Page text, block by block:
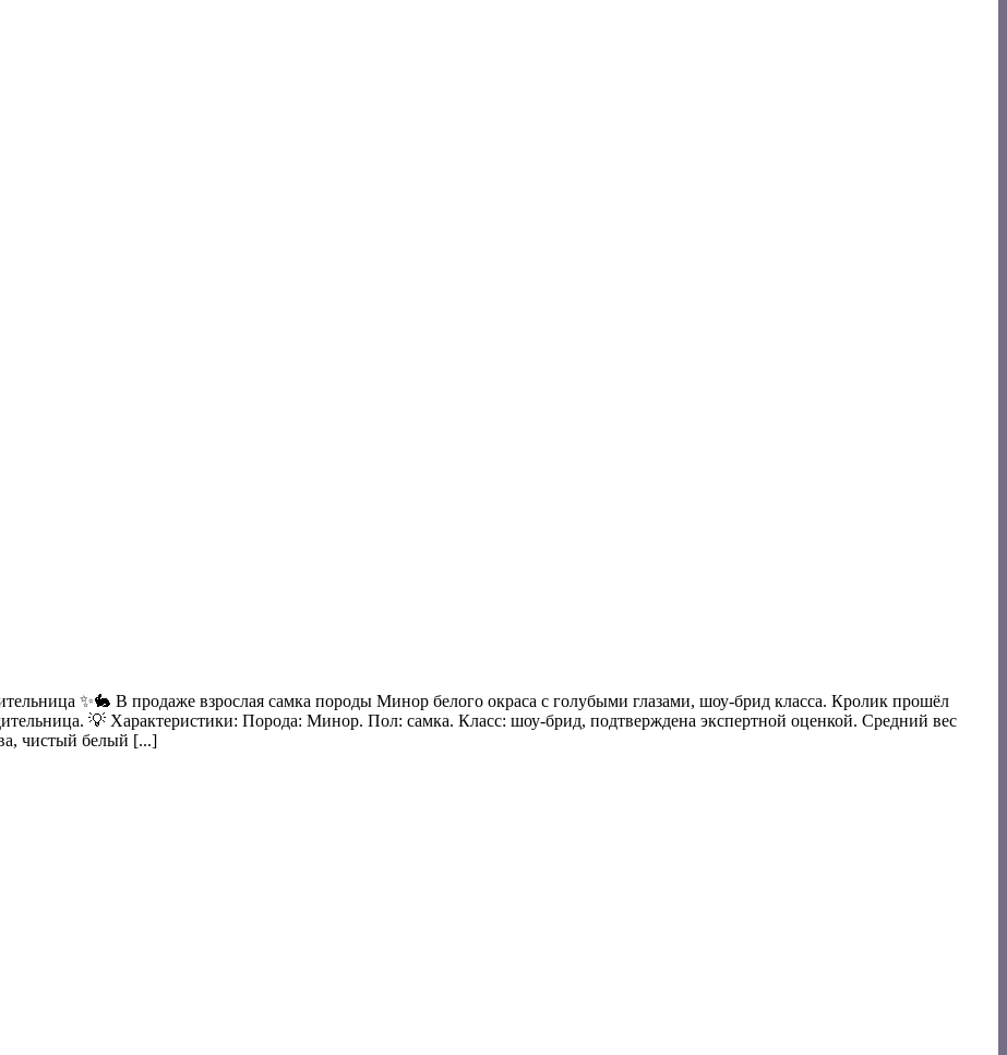
✨🐇 В продаже взрослая самка породы Минор белого окраса с голубыми глазами, шоу-брид класса. Кролик прошёл
💡 Характеристики: Порода: Минор. Пол: самка. Класс: шоу-брид, подтверждена экспертной оценкой. Средний вес
чистый белый [...]